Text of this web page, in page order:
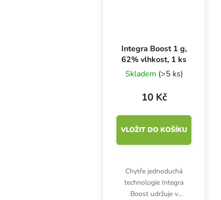
Integra Boost 1 g,
62% vlhkost, 1 ks
Skladem (>5 ks)
10 Kč
VLOŽIT DO KOŠÍKU
Chytře jednoduchá
technologie Integra
Boost udržuje v